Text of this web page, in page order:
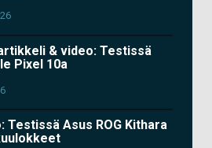
& video: Testissä
Pixel 10a
Testissä Asus ROG Kithara